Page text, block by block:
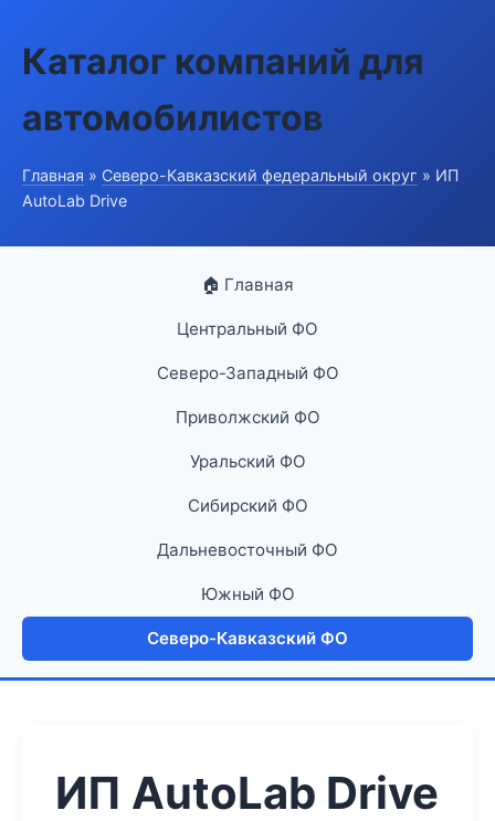
Каталог компаний для
автомобилистов
Главная » Северо-Кавказский федеральный округ » ИП
AutoLab Drive
🏠 Главная
Центральный ФО
Северо-Западный ФО
Приволжский ФО
Уральский ФО
Сибирский ФО
Дальневосточный ФО
Южный ФО
Северо-Кавказский ФО
ИП AutoLab Drive